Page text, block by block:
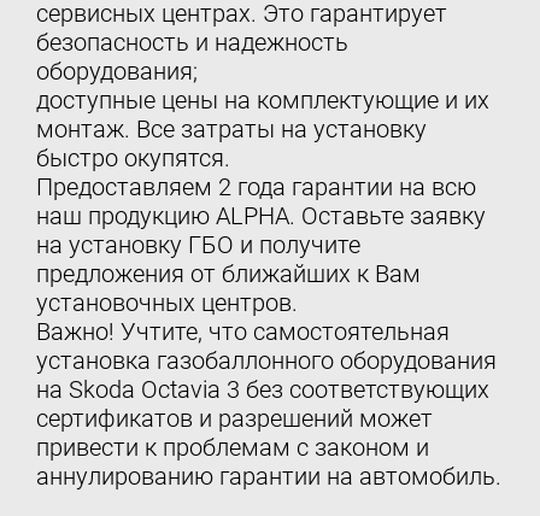
сервисных центрах. Это гарантирует
безопасность и надежность
оборудования;
доступные цены на комплектующие и их
монтаж. Все затраты на установку
быстро окупятся.
Предоставляем 2 года гарантии на всю
наш продукцию ALPHA. Оставьте заявку
на установку ГБО и получите
предложения от ближайших к Вам
установочных центров.
Важно! Учтите, что самостоятельная
установка газобаллонного оборудования
на Skoda Octavia 3 без соответствующих
сертификатов и разрешений может
привести к проблемам с законом и
аннулированию гарантии на автомобиль.